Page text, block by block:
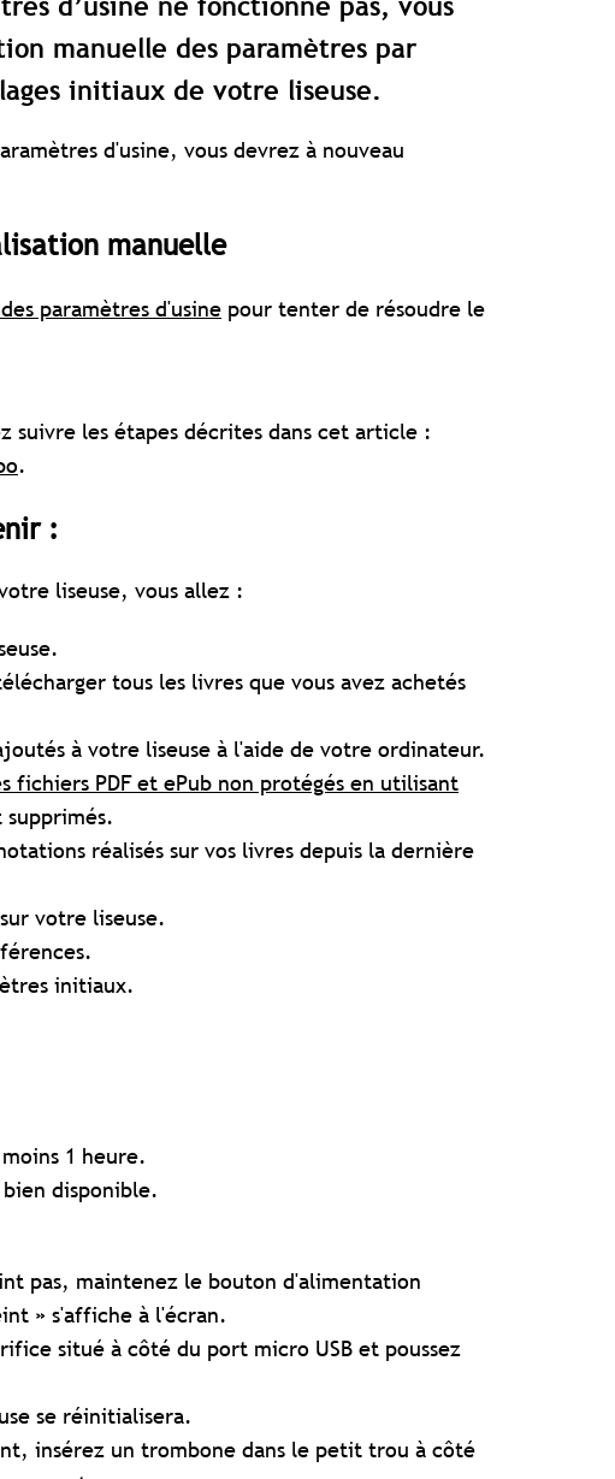
d’usine ne fonctionne pas, vous
manuelle des paramètres par
initiaux de votre liseuse.
d'usine, vous devrez à nouveau
manuelle
paramètres d'usine pour tenter de résoudre le
suivre les étapes décrites dans cet article :
.
:
liseuse, vous allez :
tous les livres que vous avez achetés
à votre liseuse à l'aide de votre ordinateur.
fichiers PDF et ePub non protégés en utilisant
réalisés sur vos livres depuis la dernière
votre liseuse.
initiaux.
1 heure.
disponible.
pas, maintenez le bouton d'alimentation
» s'affiche à l'écran.
situé à côté du port micro USB et poussez
se réinitialisera.
insérez un trombone dans le petit trou à côté